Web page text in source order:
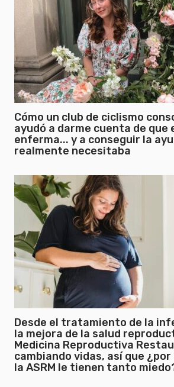
Cómo un club de ciclismo
ayudó a darme cuenta de que
enferma... y a conseguir la
realmente necesitaba
Desde el tratamiento de la
la mejora de la salud
Medicina Reproductiva
cambiando vidas, así que ¿por
la ASRM le tienen tanto